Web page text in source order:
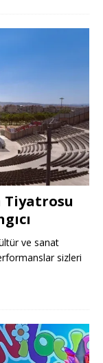
Tiyatrosu
ve sanat
sizleri